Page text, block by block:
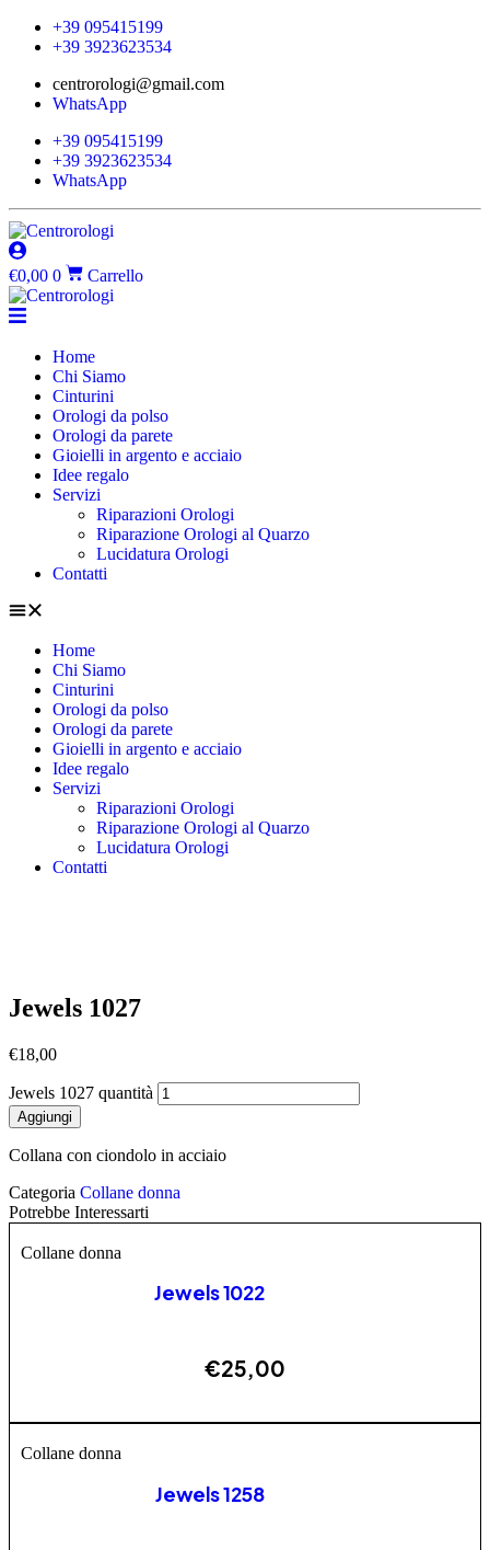
+39 095415199
+39 3923623534
centrorologi@gmail.com
WhatsApp
+39 095415199
+39 3923623534
WhatsApp
€0,00 0 Carrello
Home
Chi Siamo
Cinturini
Orologi da polso
Orologi da parete
Gioielli in argento e acciaio
Idee regalo
Servizi
Riparazioni Orologi
Riparazione Orologi al Quarzo
Lucidatura Orologi
Contatti
Home
Chi Siamo
Cinturini
Orologi da polso
Orologi da parete
Gioielli in argento e acciaio
Idee regalo
Servizi
Riparazioni Orologi
Riparazione Orologi al Quarzo
Lucidatura Orologi
Contatti
Jewels 1027
€18,00
Jewels 1027 quantità
Aggiungi
Collana con ciondolo in acciaio
Categoria Collane donna
Potrebbe Interessarti
Collane donna
Jewels 1022
€25,00
Collane donna
Jewels 1258